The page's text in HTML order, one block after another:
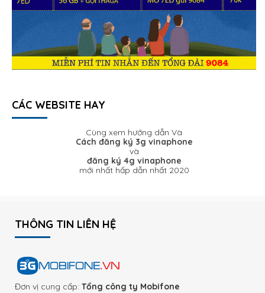
CÁC WEBSITE HAY
Cùng xem hướng dẫn Và
Cách đăng ký 3g vinaphone
và
đăng ký 4g vinaphone
mới nhất hấp dẫn nhất 2020
THÔNG TIN LIÊN HỆ
Đơn vị cung cấp: Tổng công ty Mobifone